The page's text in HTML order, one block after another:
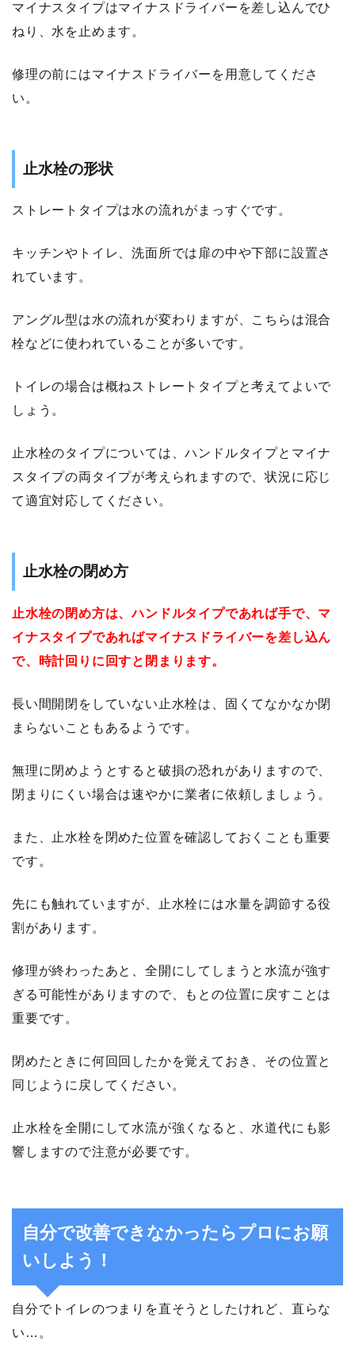
マイナスタイプはマイナスドライバーを差し込んでひ
ねり、水を止めます。
修理の前にはマイナスドライバーを用意してくださ
い。
止水栓の形状
ストレートタイプは水の流れがまっすぐです。
キッチンやトイレ、洗面所では扉の中や下部に設置さ
れています。
アングル型は水の流れが変わりますが、こちらは混合
栓などに使われていることが多いです。
トイレの場合は概ねストレートタイプと考えてよいで
しょう。
止水栓のタイプについては、ハンドルタイプとマイナ
スタイプの両タイプが考えられますので、状況に応じ
て適宜対応してください。
止水栓の閉め方
止水栓の閉め方は、ハンドルタイプであれば手で、マ
イナスタイプであればマイナスドライバーを差し込ん
で、時計回りに回すと閉まります。
長い間開閉をしていない止水栓は、固くてなかなか閉
まらないこともあるようです。
無理に閉めようとすると破損の恐れがありますので、
閉まりにくい場合は速やかに業者に依頼しましょう。
また、止水栓を閉めた位置を確認しておくことも重要
です。
先にも触れていますが、止水栓には水量を調節する役
割があります。
修理が終わったあと、全開にしてしまうと水流が強す
ぎる可能性がありますので、もとの位置に戻すことは
重要です。
閉めたときに何回回したかを覚えておき、その位置と
同じように戻してください。
止水栓を全開にして水流が強くなると、水道代にも影
響しますので注意が必要です。
自分で改善できなかったらプロにお願
いしよう！
自分でトイレのつまりを直そうとしたけれど、直らな
い…。